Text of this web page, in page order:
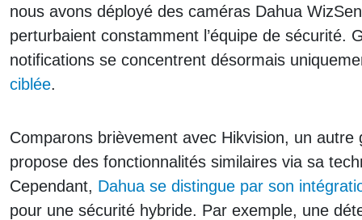
nous avons déployé des caméras Dahua
perturbaient constamment l’équipe de sécurité.
notifications se concentrent désormais
ciblée.
Comparons brièvement avec Hikvision, un
propose des fonctionnalités similaires via sa
Cependant, Dahua se distingue par son
pour une sécurité hybride. Par exemple, une